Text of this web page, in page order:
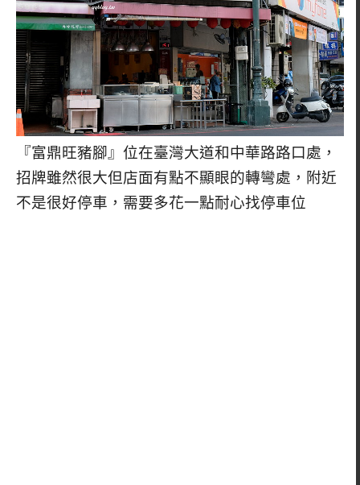
『富鼎旺豬腳』位在臺灣大道和中華路路口處，
招牌雖然很大但店面有點不顯眼的轉彎處，附近
不是很好停車，需要多花一點耐心找停車位